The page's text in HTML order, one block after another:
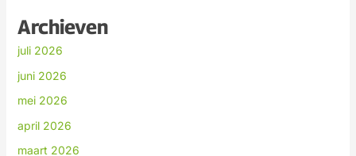
Archieven
juli 2026
juni 2026
mei 2026
april 2026
maart 2026